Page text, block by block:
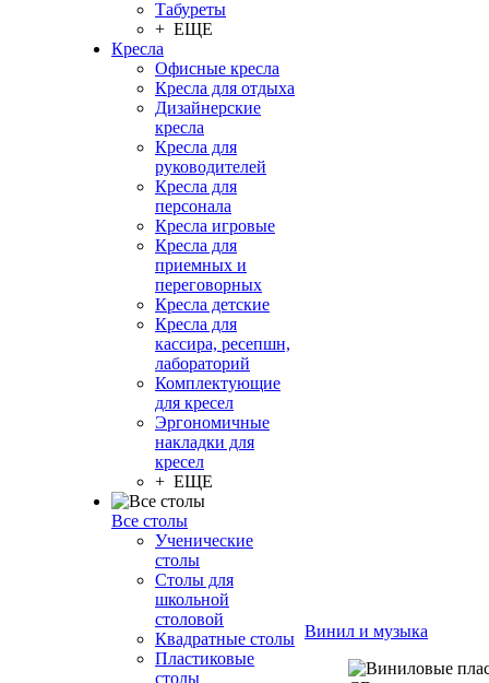
Табуреты
+ ЕЩЕ
Кресла
Офисные кресла
Кресла для отдыха
Дизайнерские
кресла
Кресла для
руководителей
Кресла для
персонала
Кресла игровые
Кресла для
приемных и
переговорных
Кресла детские
Кресла для
кассира, ресепшн,
лабораторий
Комплектующие
для кресел
Эргономичные
накладки для
кресел
+ ЕЩЕ
Все столы
Ученические
столы
Столы для
школьной
столовой
Квадратные столы
Пластиковые
столы
Винил и музыка